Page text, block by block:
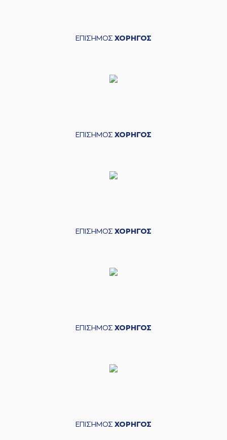
ΕΠΙΣΗΜΟΣ ΧΟΡΗΓΟΣ
ΕΠΙΣΗΜΟΣ ΧΟΡΗΓΟΣ
ΕΠΙΣΗΜΟΣ ΧΟΡΗΓΟΣ
ΕΠΙΣΗΜΟΣ ΧΟΡΗΓΟΣ
ΕΠΙΣΗΜΟΣ ΧΟΡΗΓΟΣ